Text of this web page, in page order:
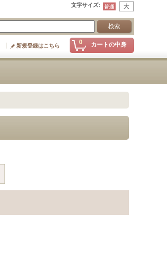
文字サイズ:
0 カートの中身
新規登録はこちら